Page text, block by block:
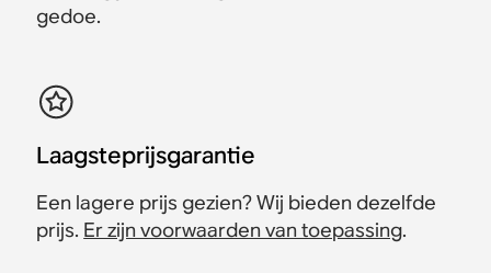
gedoe.
Laagsteprijsgarantie
Een lagere prijs gezien? Wij bieden dezelfde
prijs. Er zijn voorwaarden van toepassing.